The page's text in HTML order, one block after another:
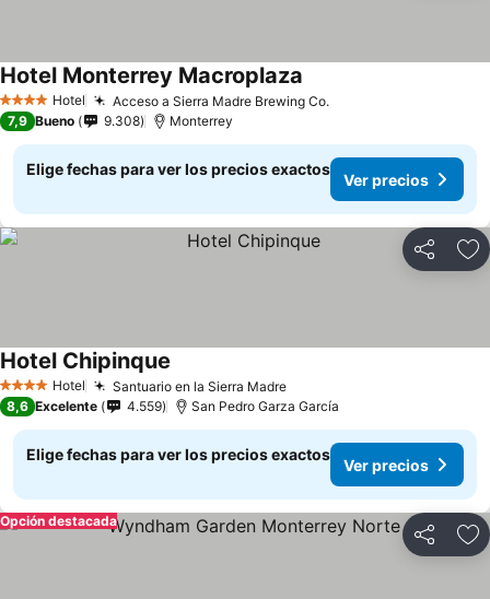
4 EstrellasHotel Acceso a Sierra Madre Brewing Co.Ver precios
Hotel Monterrey Macroplaza
7,9 Bueno 9.308 Monterrey
Elige fechas para ver los precios exactos
Ver precios
Compartir
4 EstrellasHotel Santuario en la Sierra MadreVer precios
Hotel Chipinque
8,6 Excelente 4.559 San Pedro Garza García
Elige fechas para ver los precios exactos
Ver precios
Compartir
Opción destacada